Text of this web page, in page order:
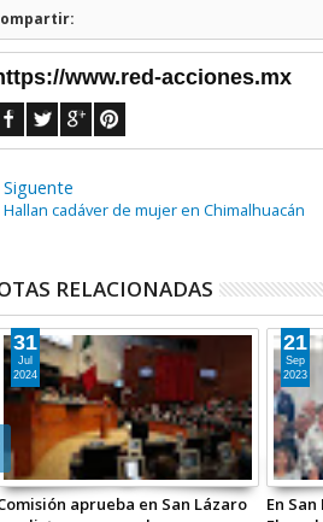
www.red-acciones.mx
Siguente
Hallan cadáver de mujer en Chimalhuacán
RELACIONADAS
LÁZARO | Se acabó la
24
Jun
2018
SAN
17
Jun
2018